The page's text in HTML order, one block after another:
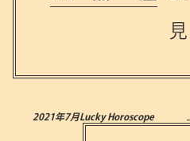
見
2021年7月Lucky Horoscope